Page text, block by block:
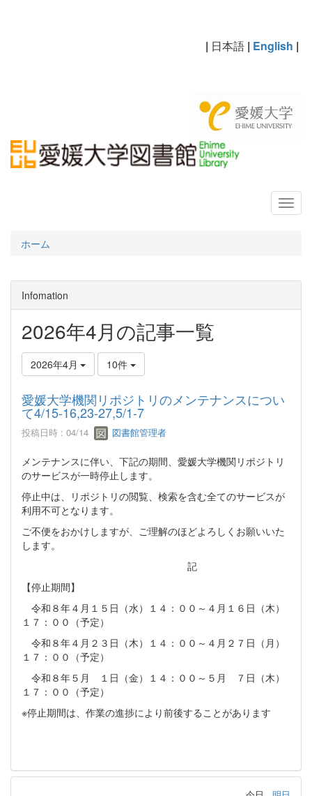
| 日本語 | English |
ホーム
Infomation
2026年4月の記事一覧
2026年4月 10件
愛媛大学機関リポジトリのメンテナンスについ
て4/15-16,23-27,5/1-7
投稿日時 : 04/14 図書館管理者
メンテナンスに伴い、下記の期間、愛媛大学機関リポジトリ
のサービスが一時停止します。
停止中は、リポジトリの閲覧、検索を含む全てのサービスが
利用不可となります。
ご不便をおかけしますが、ご理解のほどよろしくお願いいた
します。
記
【停止期間】
令和８年４月１５日（水）１４：００～４月１６日（木）
１７：００（予定）
令和８年４月２３日（木）１４：００～４月２７日（月）
１７：００（予定）
令和８年５月 １日（金）１４：００～５月 ７日（木）
１７：００（予定）
※停止期間は、作業の進捗により前後することがあります